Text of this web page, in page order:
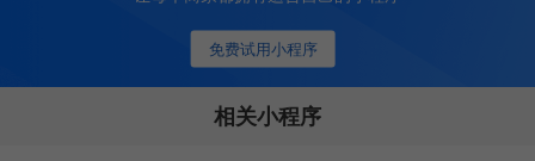
免费试用小程序
相关小程序